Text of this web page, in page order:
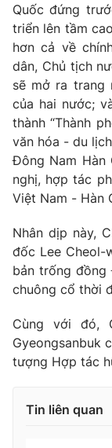
Quốc đứng
triển lên tầm
hơn cả về
dân, Chủ tịch
sẽ mở ra trang
của hai nước;
thành “Thành
văn hóa - du
Đông Nam Hàn
nghị, hợp tác
Việt Nam - Hàn
Nhân dịp này,
đốc Lee Cheol-
bản trống đồng
chuông cổ thời
Cùng với đó,
Gyeongsanbuk
tượng Hợp tác
Tin liên quan